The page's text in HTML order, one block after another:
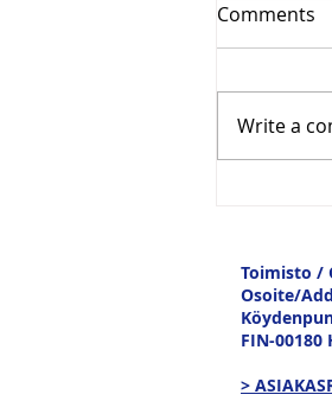
Comments
Write a
Toimisto /
Osoite/
FIN-00180
>